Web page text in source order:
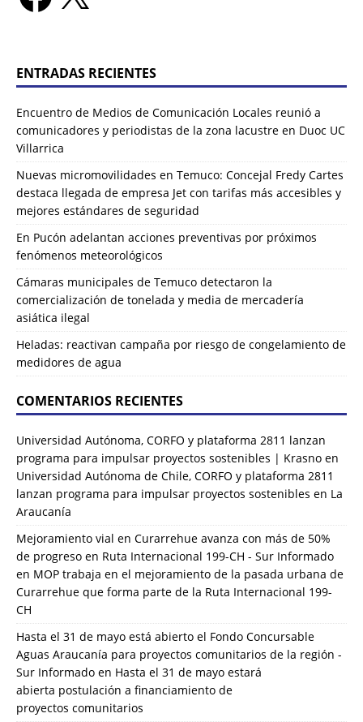
ENTRADAS RECIENTES
Encuentro de Medios de Comunicación Locales reunió a
comunicadores y periodistas de la zona lacustre en Duoc UC
Villarrica
Nuevas micromovilidades en Temuco: Concejal Fredy Cartes
destaca llegada de empresa Jet con tarifas más accesibles y
mejores estándares de seguridad
En Pucón adelantan acciones preventivas por próximos
fenómenos meteorológicos
Cámaras municipales de Temuco detectaron la
comercialización de tonelada y media de mercadería
asiática ilegal
Heladas: reactivan campaña por riesgo de congelamiento de
medidores de agua
COMENTARIOS RECIENTES
Universidad Autónoma, CORFO y plataforma 2811 lanzan
programa para impulsar proyectos sostenibles | Krasno en
Universidad Autónoma de Chile, CORFO y plataforma 2811
lanzan programa para impulsar proyectos sostenibles en La
Araucanía
Mejoramiento vial en Curarrehue avanza con más de 50%
de progreso en Ruta Internacional 199-CH - Sur Informado
en MOP trabaja en el mejoramiento de la pasada urbana de
Curarrehue que forma parte de la Ruta Internacional 199-
CH
Hasta el 31 de mayo está abierto el Fondo Concursable
Aguas Araucanía para proyectos comunitarios de la región -
Sur Informado en Hasta el 31 de mayo estará
abierta postulación a financiamiento de
proyectos comunitarios